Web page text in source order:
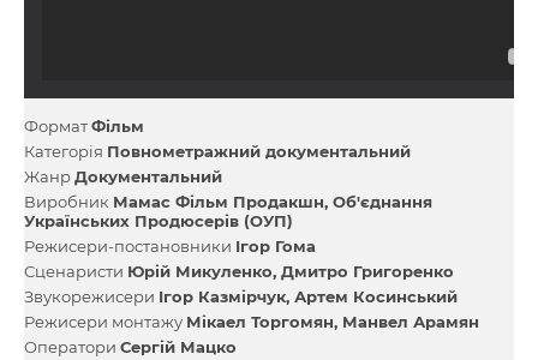
ФорматФільм
Категорія Повнометражний документальний
ЖанрДокументальний
Виробник Мамас Фільм Продакшн Об'єднання
Українських Продюсерів (ОУП)
Режисери-постановники Ігор Гома
Сценаристи Юрій Микуленко Дмитро Григоренко
Звукорежисери Ігор Казмірчук Артем Косинський
Режисери монтажу Мікаел Торгомян Манвел Арамян
Оператори Сергій Мацко